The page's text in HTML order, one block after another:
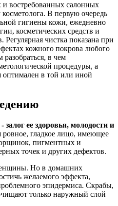
востребованных салонных
косметолога. В первую очередь
гигиены кожи, ежедневно
косметических средств и
Регулярная чистка показана при
кожного покрова любого
разобраться, в чем
процедуры, а
оптимален в той или иной
ее здоровья, молодости и
ровное, гладкое лицо, имеющее
пигментных и
точек и других дефектов.
Но в домашних
желаемого эффекта,
эпидермиса. Скрабы,
только наружный слой